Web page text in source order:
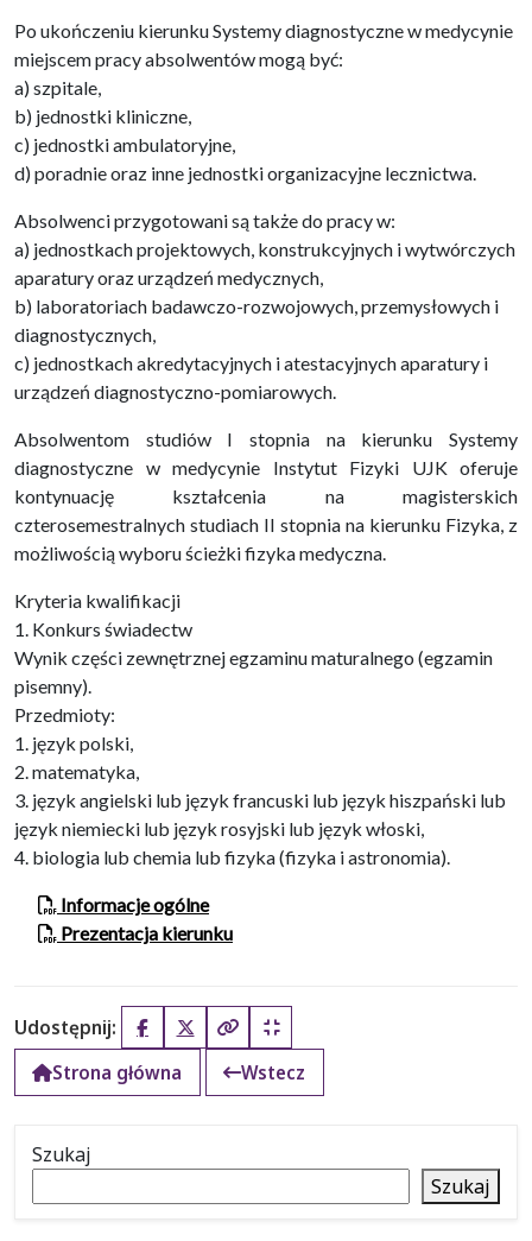
Po ukończeniu kierunku Systemy diagnostyczne w medycynie
miejscem pracy absolwentów mogą być:
a) szpitale,
b) jednostki kliniczne,
c) jednostki ambulatoryjne,
d) poradnie oraz inne jednostki organizacyjne lecznictwa.
Absolwenci przygotowani są także do pracy w:
a) jednostkach projektowych, konstrukcyjnych i wytwórczych
aparatury oraz urządzeń medycznych,
b) laboratoriach badawczo-rozwojowych, przemysłowych i
diagnostycznych,
c) jednostkach akredytacyjnych i atestacyjnych aparatury i
urządzeń diagnostyczno-pomiarowych.
Absolwentom studiów I stopnia na kierunku Systemy
diagnostyczne w medycynie Instytut Fizyki UJK oferuje
kontynuację kształcenia na magisterskich
czterosemestralnych studiach II stopnia na kierunku Fizyka, z
możliwością wyboru ścieżki fizyka medyczna.
Kryteria kwalifikacji
1. Konkurs świadectw
Wynik części zewnętrznej egzaminu maturalnego (egzamin
pisemny).
Przedmioty:
1. język polski,
2. matematyka,
3. język angielski lub język francuski lub język hiszpański lub
język niemiecki lub język rosyjski lub język włoski,
4. biologia lub chemia lub fizyka (fizyka i astronomia).
Informacje ogólne
Prezentacja kierunku
Udostępnij: FacebookX (Twitter)
Kopiuj pełny link
Kopiuj krótki link
Strona główna
Wstecz
Szukaj
Szukaj